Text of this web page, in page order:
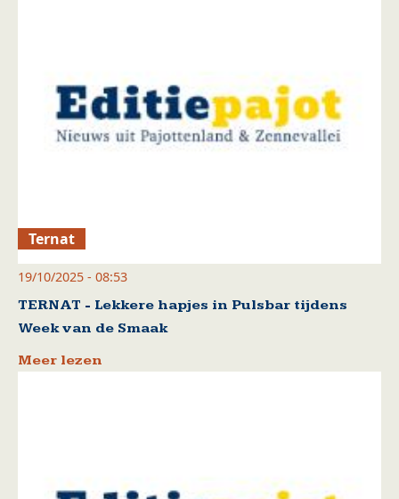
Ternat
19/10/2025 - 08:53
TERNAT - Lekkere hapjes in Pulsbar tijdens
Week van de Smaak
Meer lezen